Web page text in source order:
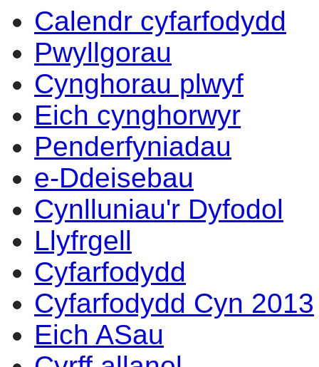
Calendr cyfarfodydd
Pwyllgorau
Cynghorau plwyf
Eich cynghorwyr
Penderfyniadau
e-Ddeisebau
Cynlluniau'r Dyfodol
Llyfrgell
Cyfarfodydd
Cyfarfodydd Cyn 2013
Eich ASau
eitem
6.
eitem
6.